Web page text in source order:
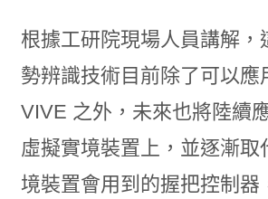
根據工研院現場人員講解，
勢辨識技術目前除了可以應
VIVE 之外，未來也將陸續
虛擬實境裝置上，並逐漸取
境裝置會用到的握把控制器